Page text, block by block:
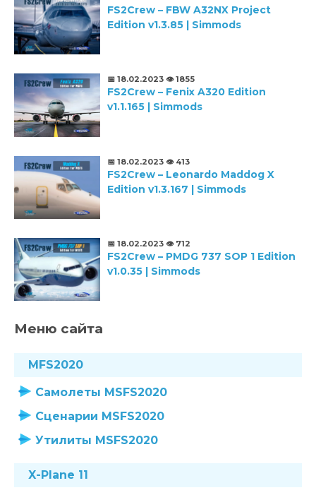
FS2Crew – FBW A32NX Project
Edition v1.3.85 | Simmods
📅 18.02.2023 👁️ 1855
FS2Crew – Fenix A320 Edition
v1.1.165 | Simmods
📅 18.02.2023 👁️ 413
FS2Crew – Leonardo Maddog X
Edition v1.3.167 | Simmods
📅 18.02.2023 👁️ 712
FS2Crew – PMDG 737 SOP 1 Edition
v1.0.35 | Simmods
Меню сайта
MFS2020
Самолеты MSFS2020
Сценарии MSFS2020
Утилиты MSFS2020
X-Plane 11